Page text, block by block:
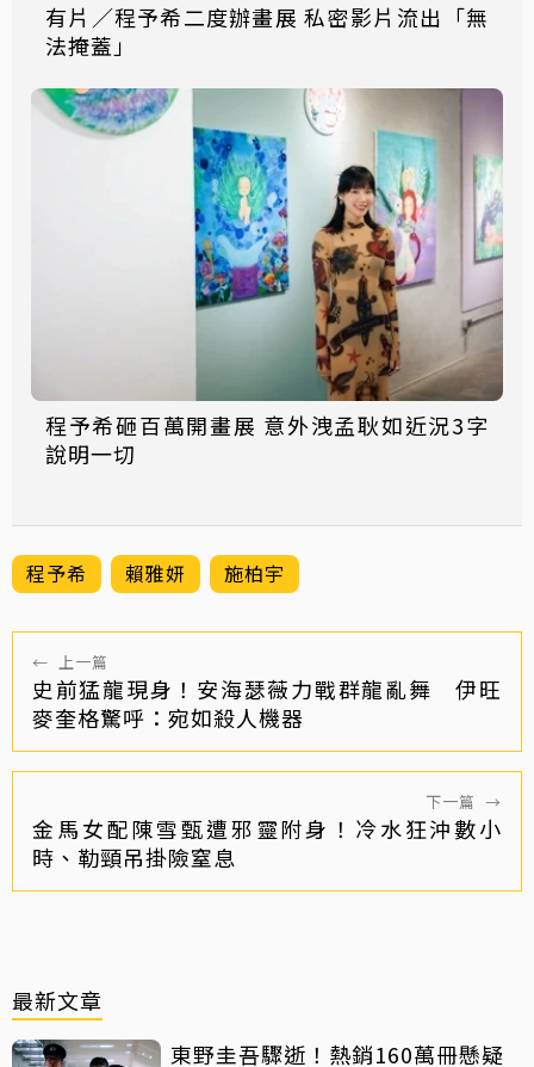
有片／程予希二度辦畫展 私密影片流出「無
法掩蓋」
程予希砸百萬開畫展 意外洩孟耿如近況3字
說明一切
程予希 賴雅妍 施柏宇
← 上一篇
史前猛龍現身！安海瑟薇力戰群龍亂舞 伊旺
麥奎格驚呼：宛如殺人機器
下一篇 →
金馬女配陳雪甄遭邪靈附身！冷水狂沖數小
時、勒頸吊掛險窒息
最新文章
東野圭吾驟逝！熱銷160萬冊懸疑